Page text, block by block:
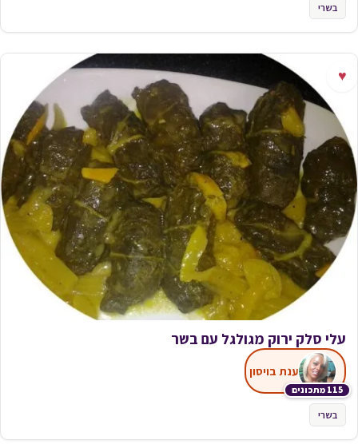
בשרי
♥
עלי סלק ירוק מגולגל עם בשר
115 מתכונים
ענת בויסון
בשרי